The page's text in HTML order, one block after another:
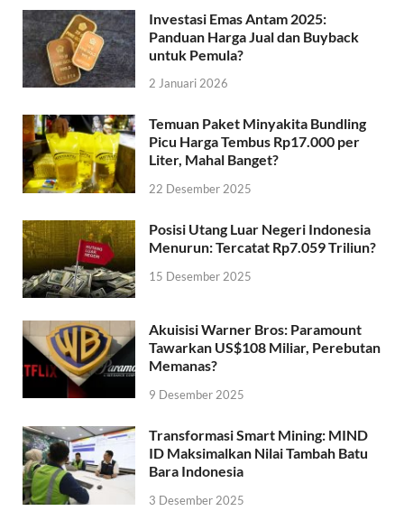
Investasi Emas Antam 2025:
Panduan Harga Jual dan Buyback
untuk Pemula?
2 Januari 2026
Temuan Paket Minyakita Bundling
Picu Harga Tembus Rp17.000 per
Liter, Mahal Banget?
22 Desember 2025
Posisi Utang Luar Negeri Indonesia
Menurun: Tercatat Rp7.059 Triliun?
15 Desember 2025
Akuisisi Warner Bros: Paramount
Tawarkan US$108 Miliar, Perebutan
Memanas?
9 Desember 2025
Transformasi Smart Mining: MIND
ID Maksimalkan Nilai Tambah Batu
Bara Indonesia
3 Desember 2025